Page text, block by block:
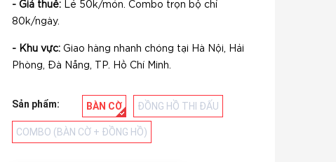
- Giá thuê: Lẻ 50k/món. Combo trọn bộ chỉ
80k/ngày.
- Khu vực: Giao hàng nhanh chóng tại Hà Nội, Hải
Phòng, Đà Nẵng, TP. Hồ Chí Minh.
Sản phẩm: BÀN CỜ ĐỒNG HỒ THI ĐẤU
COMBO (BÀN CỜ + ĐỒNG HỒ)